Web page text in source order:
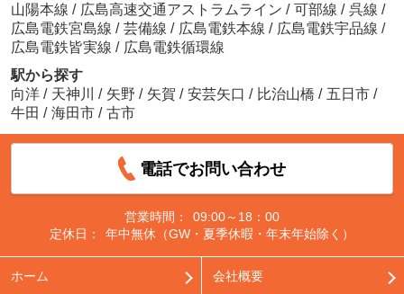
山陽本線 / 広島高速交通アストラムライン / 可部線 / 呉線 /
広島電鉄宮島線 / 芸備線 / 広島電鉄本線 / 広島電鉄宇品線 /
広島電鉄皆実線 / 広島電鉄循環線
駅から探す
向洋 / 天神川 / 矢野 / 矢賀 / 安芸矢口 / 比治山橋 / 五日市 /
牛田 / 海田市 / 古市
電話でお問い合わせ
営業時間：
09:00～18：00
定休日：
年中無休（GW・夏季休暇・年末年始除く）
ホーム 会社概要